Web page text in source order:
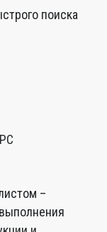
поиска
–